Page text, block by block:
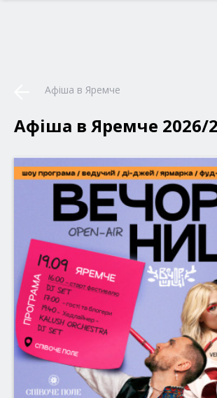
Афіша в Яремче
Афіша в Яремче 2026/